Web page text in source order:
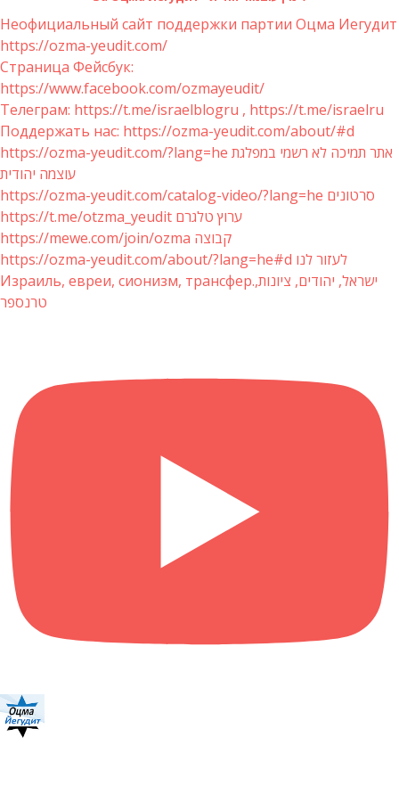
Неофициальный сайт поддержки партии Оцма Иегудит
https://ozma-yeudit.com/
Страница Фейсбук:
https://www.facebook.com/ozmayeudit/
Телеграм: https://t.me/israelblogru , https://t.me/israelru
Поддержать нас: https://ozma-yeudit.com/about/#d
https://ozma-yeudit.com/?lang=he אתר תמיכה לא רשמי במפלגת
עוצמה יהודית
https://ozma-yeudit.com/catalog-video/?lang=he סרטונים
https://t.me/otzma_yeudit ערוץ טלגרם
https://mewe.com/join/ozma קבוצה
https://ozma-yeudit.com/about/?lang=he#d לעזור לנו
Израиль, евреи, сионизм, трансфер.ישראל, יהודים, ציונות,
טרנספר